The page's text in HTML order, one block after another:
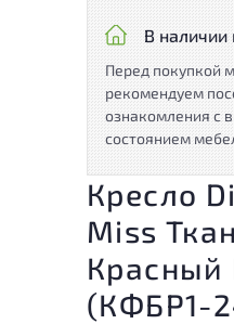
В наличии
Перед покупкой
рекомендуем
ознакомления с
состоянием
Кресло
Miss
Красный
(КФБР1-